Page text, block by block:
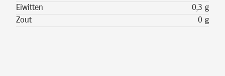
Eiwitten
0,3 g
Zout
0 g